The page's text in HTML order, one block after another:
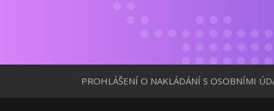
PROHLÁŠENÍ O NAKLÁDÁNÍ S OSOBNÍMI